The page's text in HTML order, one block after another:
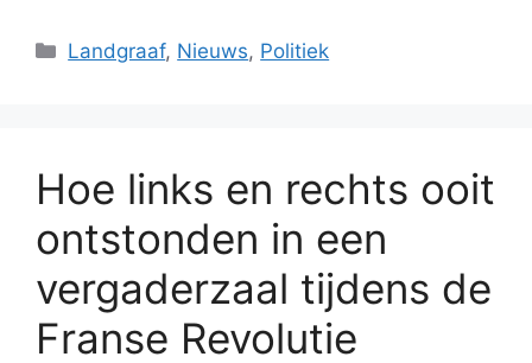
Categorieën
Landgraaf, Nieuws, Politiek
Hoe links en rechts ooit
ontstonden in een
vergaderzaal tijdens de
Franse Revolutie